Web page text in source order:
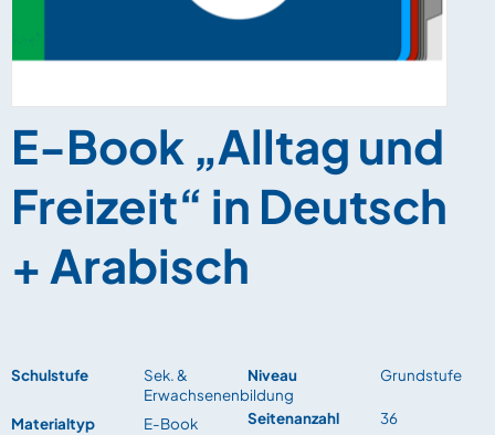
E-Book „Alltag und
Freizeit“ in Deutsch
+ Arabisch
Schulstufe
Sek. &
Erwachsenenbildung
Materialtyp
E-Book
Niveau Grundstufe
Seitenanzahl 36